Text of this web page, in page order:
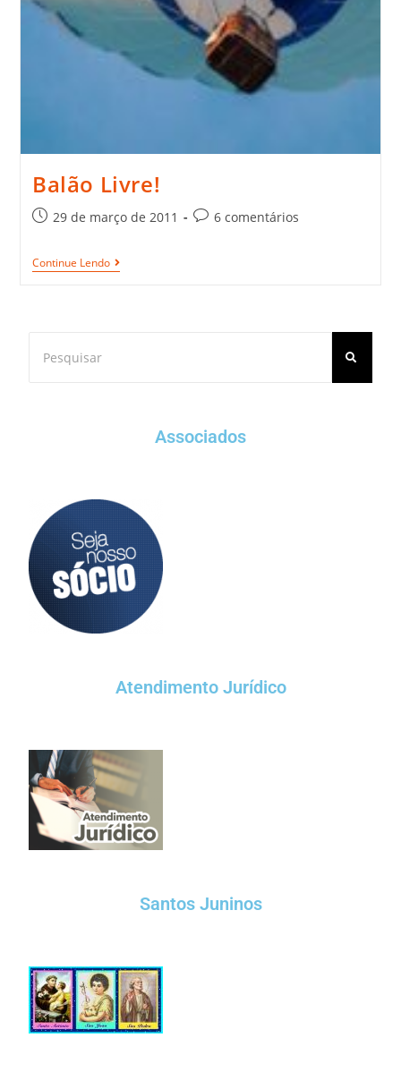
Balão Livre!
29 de março de 2011 6 comentários
Continue Lendo
Associados
Atendimento Jurídico
Santos Juninos